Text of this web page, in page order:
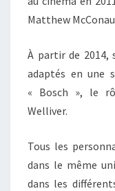
Matthew
À partir de 2014,
adaptés en une
« Bosch », le
Welliver.
Tous les
dans le même
dans les